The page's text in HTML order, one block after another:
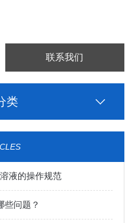
联系我们
类
液的操作规范
些问题？